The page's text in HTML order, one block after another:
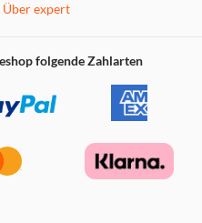
Design
Ihren Ohren optimalen
Accessoire zu einem
Beruf.
Über expert
folgende Zahlarten